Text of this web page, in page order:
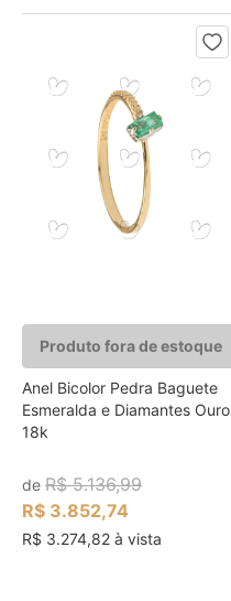
Produto fora de estoque
Anel Bicolor Pedra Baguete
Esmeralda e Diamantes Ouro
18k
de R$ 5.136,99
R$ 3.852,74
R$ 3.274,82 à vista